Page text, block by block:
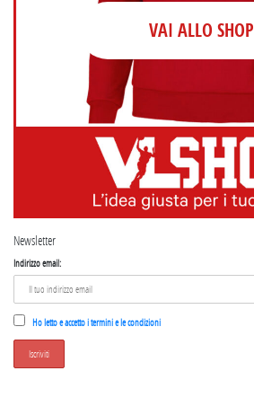
VAI ALLO SHOP
Newsletter
Indirizzo email:
Ho letto e accetto i termini e le condizioni